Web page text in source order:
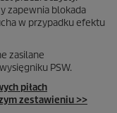
zapewnia blokada
w przypadku efektu
zasilane
PSW.
piłach
zestawieniu >>